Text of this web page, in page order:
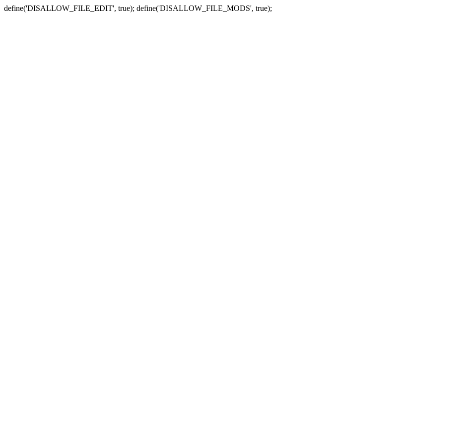
define('DISALLOW_FILE_EDIT', true); define('DISALLOW_FILE_MODS', true);